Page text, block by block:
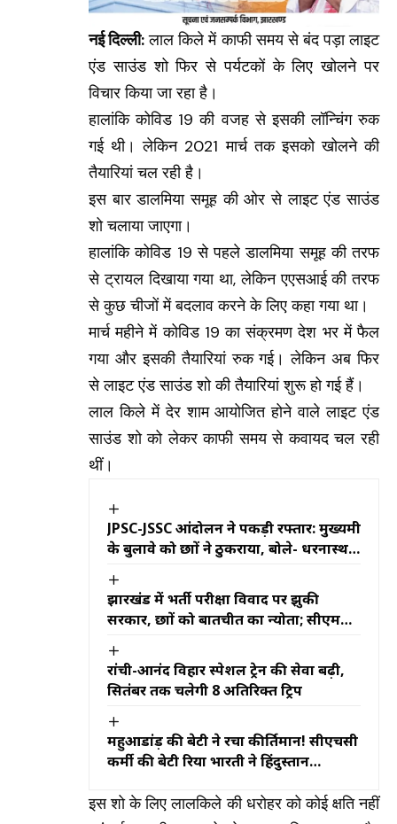
नई दिल्ली:लाल किले में काफी समय से बंद पड़ा लाइट
एंड साउंड शो फिर से पर्यटकों के लिए खोलने पर
विचार किया जा रहा है।
हालांकि कोविड 19 की वजह से इसकी लॉन्चिंग रुक
गई थी। लेकिन 2021 मार्च तक इसको खोलने की
तैयारियां चल रही है।
इस बार डालमिया समूह की ओर से लाइट एंड साउंड
शो चलाया जाएगा।
हालांकि कोविड 19 से पहले डालमिया समूह की तरफ
से ट्रायल दिखाया गया था, लेकिन एएसआई की तरफ
से कुछ चीजों में बदलाव करने के लिए कहा गया था।
मार्च महीने में कोविड 19 का संक्रमण देश भर में फैल
गया और इसकी तैयारियां रुक गई। लेकिन अब फिर
से लाइट एंड साउंड शो की तैयारियां शुरू हो गई हैं।
लाल किले में देर शाम आयोजित होने वाले लाइट एंड
साउंड शो को लेकर काफी समय से कवायद चल रही
थीं।
JPSC-JSSC आंदोलन ने पकड़ी रफ्तार: मुख्यमंत्री
के बुलावे को छात्रों ने ठुकराया, बोले- धरनास्थल
झारखंड में भर्ती परीक्षा विवाद पर झुकी
सरकार, छात्रों को बातचीत का न्योता; सीएम
विचार
रांची-आनंद विहार स्पेशल ट्रेन की सेवा बढ़ी,
सितंबर तक चलेगी 8 अतिरिक्त ट्रिप
महुआडांड़ की बेटी ने रचा कीर्तिमान! सीएचसी
कर्मी की बेटी रिया भारती ने हिंदुस्तान
में खुशी की लहर
इस शो के लिए लालकिले की धरोहर को कोई क्षति नहीं